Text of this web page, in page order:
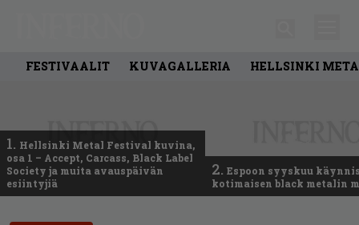
FESTIVAALIT KUVAGALLERIA HELLSINKI
1. Hellsinki Metal Festival kuvina,
osa 1 – Accept, Carcass, Black Label
Society ja muita avauspäivän
esiintyjiä
2. Espoon syyskuu
kotimaisen black metalin